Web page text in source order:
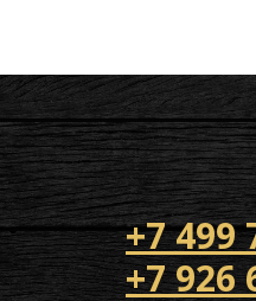
+7 499
+7 926